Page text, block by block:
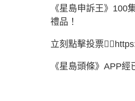
《星島申訴王》100
禮品！
立刻點擊投票
《星島頭條》APP